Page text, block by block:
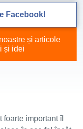
Facebook!
și articole
și idei
foarte important îl